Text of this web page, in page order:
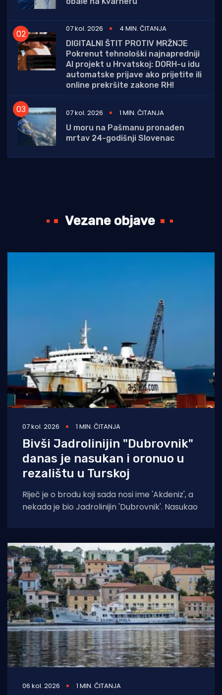
07 kol. 2026
4 MIN. ČITANJA
DIGITALNI ŠTIT PROTIV MRŽNJE
Pokrenut tehnološki najnapredniji
AI projekt u Hrvatskoj: DORH-u idu
automatske prijave ako prijetite ili
online prekršite zakone RH!
07 kol. 2026
1 MIN. ČITANJA
U moru na Pašmanu pronađen
mrtav 24-godišnji Slovenac
Vezane objave
07 kol. 2026 1 MIN. ČITANJA
Bivši Jadrolinijin "Dubrovnik"
danas je nasukan i oronuo u
rezalištu u Turskoj
Riječ je o brodu koji sada nosi ime 'Akdeniz', a
nekada je bio Jadrolinijin 'Dubrovnik'. Nasukao
06 kol. 2026 1 MIN. ČITANJA